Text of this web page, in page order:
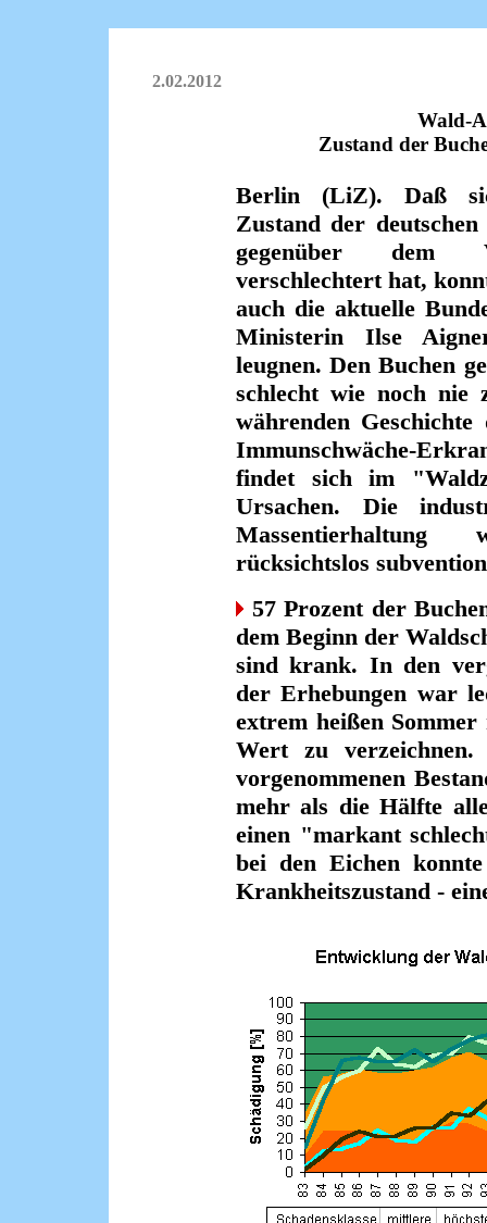
2.02.2012
Wald-
Zustand der
Berlin (LiZ). Daß
Zustand der
gegenüber dem
verschlechtert hat,
auch die aktuelle
Ministerin Ilse
leugnen. Den Buchen
schlecht wie noch
währenden
Immunschwäche-
findet sich im
Ursachen. Die
rücksichtslos
57 Prozent der
dem Beginn der
sind krank. In den
der Erhebungen war
extrem heißen
Wert zu
vorgenommenen
mehr als die Hälfte
einen "markant
bei den Eichen
Krankheitszustand -